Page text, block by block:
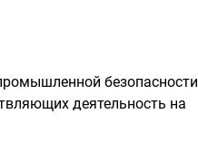
безопасности
деятельность на